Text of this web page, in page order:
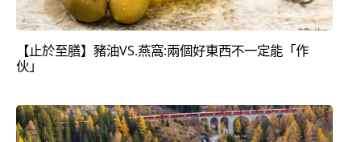
【止於至膳】豬油VS.燕窩:兩個好東西不一定能「作
伙」